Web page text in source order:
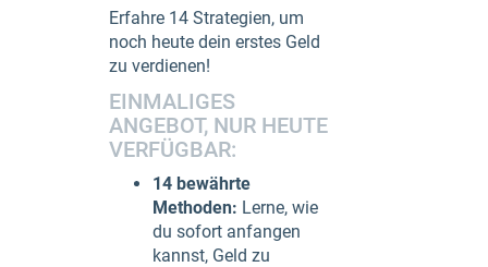
Erfahre 14 Strategien, um
noch heute dein erstes Geld
zu verdienen!
EINMALIGES
ANGEBOT, NUR HEUTE
VERFÜGBAR:
14 bewährte
Methoden: Lerne, wie
du sofort anfangen
kannst, Geld zu